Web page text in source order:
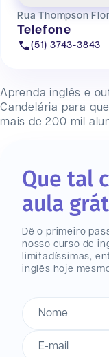
Aprenda inglês e
Candelária para
mais de 200 mil
Rua Thompson
Telefone
(51) 3743-3843
Que tal
aula
Dê o primeiro
nosso curso de
limitadíssimas,
inglês hoje
Nome
E-mail